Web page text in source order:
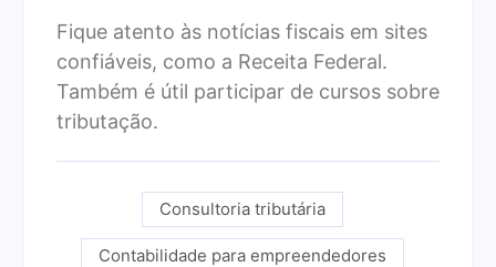
Fique atento às notícias fiscais em sites
confiáveis, como a Receita Federal.
Também é útil participar de cursos sobre
tributação.
Consultoria tributária
Contabilidade para empreendedores